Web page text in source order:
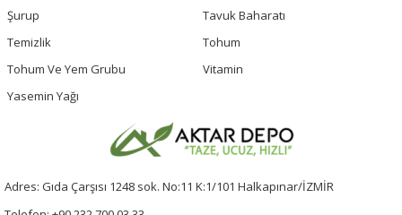
Şurup
Tavuk Baharatı
Temizlik
Tohum
Tohum Ve Yem Grubu
Vitamin
Yasemin Yağı
Adres: Gıda Çarşısı 1248 sok. No:11 K:1/101 Halkapınar/İZMİR